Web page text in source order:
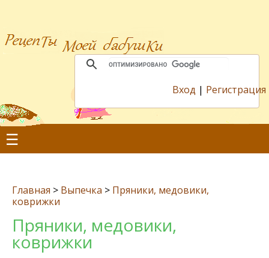
Вход | Регистрация
☰
Главная > Выпечка > Пряники, медовики,
коврижки
Пряники, медовики,
коврижки